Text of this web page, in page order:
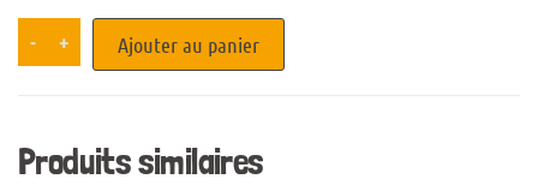
- + Ajouter au panier
Produits similaires